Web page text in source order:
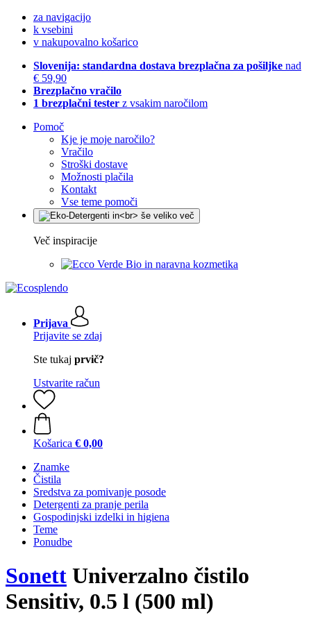
za navigacijo
k vsebini
v nakupovalno košarico
Slovenija: standardna dostava brezplačna za pošiljke nad
€ 59,90
Brezplačno vračilo
1 brezplačni tester z vsakim naročilom
Pomoč
Kje je moje naročilo?
Vračilo
Stroški dostave
Možnosti plačila
Kontakt
Vse teme pomoči
Več inspiracije
Bio in naravna kozmetika
Prijava
Prijavite se zdaj
Ste tukaj prvič?
Ustvarite račun
Košarica € 0,00
Znamke
Čistila
Sredstva za pomivanje posode
Detergenti za pranje perila
Gospodinjski izdelki in higiena
Teme
Ponudbe
Sonett Univerzalno čistilo
Sensitiv, 0.5 l (500 ml)